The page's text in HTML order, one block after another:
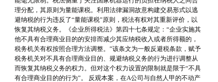
理分配，其原则为量能课税。利用法律漏洞故意构建交易形式以逃
避纳税的行为违反了“量能课税”原则，税法有权对其重新评价，以
恢复其纳税义务。《企业所得税法》第四十七条规定：“企业实施其
他不具有合理商业目的的安排而减少其应纳税收入或者所得额的，
税务机关有权按照合理方法调整。”该条文为一般反避税条款，赋予
税务机关对不具有合理商业目的、规避纳税义务的行为进行调整从
而恢复其纳税义务的权力。但对这个权力设置的限制就是限于“不具
有合理商业目的的行为”。 反观本案，在A公司与自然人甲的不动产